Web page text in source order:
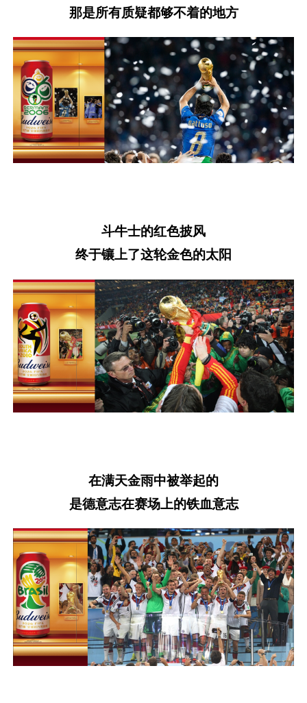
那是所有质疑都够不着的地方
斗牛士的红色披风
终于镶上了这轮金色的太阳
在满天金雨中被举起的
是德意志在赛场上的铁血意志